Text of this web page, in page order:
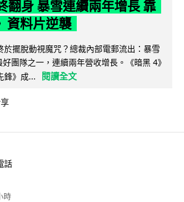
翻身 暴雪連續兩年增長 靠
資料片逆襲
於擺脫動視魔咒？總裁內部電郵流出：暴雪
團隊之一，連續兩年營收增長。《暗黑 4》
鋒》成...
閱讀全文
話
時